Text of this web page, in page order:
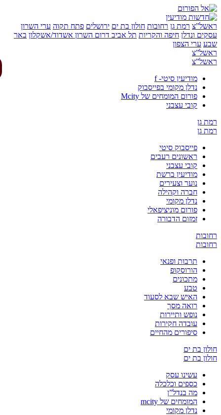
רמת גן רחובות חולון בת ים ירושלים פתח תקוה ערי השרון
ונדלן חיפה והקריות תל אביבדרום השרוןאשדוד/אשקלון באר
ערי הצפון
מודיעין סיטי- f
נדלן מקומי בפייסבוק
פורום המומחים של Mcity
קובי עצבני
גן
גן
פייסבוק סיטי
ראשונים רעבים
קובי עצבני
מודיעין ברשת
נוער וצעירים
חברה וקהילה
נדלן מקומי
פורום מוניציפאלי
זמזום הדבורה
תרבות ופנאי
הורוסקופ
מתכונים
טבע
האיש שבא לסעוד
רואה מסך
נופש ותיירות
עובדה חקירות
סיפורים מהחיים
בת ים
בת ים
עשינו עסק
כספים וכלכלה
מה בנדל”ן
המומחים של mcity
נדלן מקומי